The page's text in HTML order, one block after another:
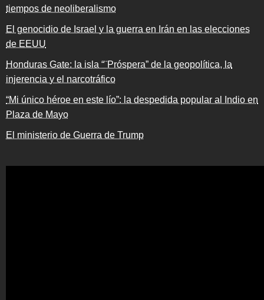
tiempos de neoliberalismo
El genocidio de Israel y la guerra en Irán en las elecciones
de EEUU
Honduras Gate: la isla “¨Próspera” de la geopolítica, la
injerencia y el narcotráfico
“Mi único héroe en este lío”: la despedida popular al Indio en
Plaza de Mayo
El ministerio de Guerra de Trump